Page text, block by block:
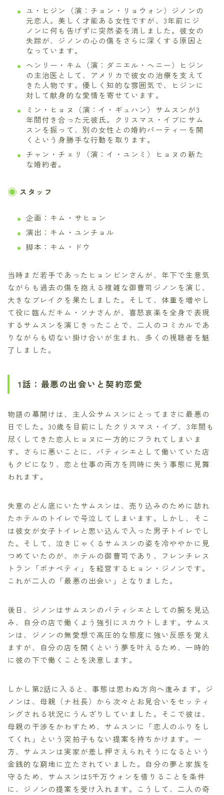
ユ・ヒジン（演：チョン・リョウォン）ジノンの
元恋人。美しく才能ある女性ですが、3年前にジ
ノンに何も告げずに突然姿を消しました。彼女の
失踪が、ジノンの心の傷をさらに深くする原因と
なっています。
ヘンリー・キム（演：ダニエル・ヘニー）ヒジン
の主治医として、アメリカで彼女の治療を支えて
きた人物です。優しく知的な雰囲気で、ヒジンに
対して献身的な愛情を寄せています。
ミン・ヒョヌ（演：イ・ギュハン）サムスンが3
年間付き合った元彼氏。クリスマス・イブにサム
スンを振って、別の女性との婚約パーティーを開
くという身勝手な行動を取ります。
チャン・チェリ（演：イ・ユンミ）ヒョヌの新た
な婚約者。
スタッフ
企画：キム・サヒョン
演出：キム・ユンチョル
脚本：キム・ドウ
当時まだ若手であったヒョンビンさんが、年下で生意気
ながらも過去の傷を抱える複雑な御曹司ジノンを演じ、
大きなブレイクを果たしました。そして、体重を増やし
て役に臨んだキム・ソナさんが、喜怒哀楽を全身で表現
するサムスンを演じきったことで、二人のコミカルであ
りながらも切ない掛け合いが生まれ、多くの視聴者を魅
了しました。
1話：最悪の出会いと契約恋愛
物語の幕開けは、主人公サムスンにとってまさに最悪の
日でした。30歳を目前にしたクリスマス・イブ、3年間も
尽くしてきた恋人ヒョヌに一方的にフラれてしまいま
す。さらに悪いことに、パティシエとして働いていた店
もクビになり、恋と仕事の両方を同時に失う事態に見舞
われます。
失意のどん底にいたサムスンは、売り込みのために訪れ
たホテルのトイレで号泣してしまいます。しかし、そこ
は彼女が女子トイレと思い込んで入った男子トイレでし
た。そして、泣きじゃくるサムスンの姿を冷ややかに見
つめていたのが、ホテルの御曹司であり、フレンチレス
トラン「ボナペティ」を経営するヒョン・ジノンです。
これが二人の「最悪の出会い」となりました。
後日、ジノンはサムスンのパティシエとしての腕を見込
み、自分の店で働くよう強引にスカウトします。サムス
ンは、ジノンの無愛想で高圧的な態度に強い反感を覚え
ますが、自分の店を開くという夢を叶えるため、一時的
に彼の下で働くことを決意します。
しかし第2話に入ると、事態は思わぬ方向へ進みます。ジ
ノンは、母親（ナ社長）から次々とお見合いをセッティ
ングされる状況にうんざりしていました。そこで彼は、
母親の干渉をかわすため、サムスンに「恋人のふりをし
てくれ」という突拍子もない提案を持ちかけます。一
方、サムスンは実家が差し押さえられそうになるという
金銭的な窮地に立たされていました。自分の夢と家族を
守るため、サムスンは5千万ウォンを借りることを条件
に、ジノンの提案を受け入れます。こうして、二人の奇